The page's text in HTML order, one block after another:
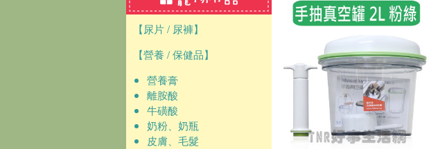
【尿片 / 尿褲】
【營養 / 保健品】
營養膏
離胺酸
牛磺酸
奶粉、奶瓶
皮膚、毛髮